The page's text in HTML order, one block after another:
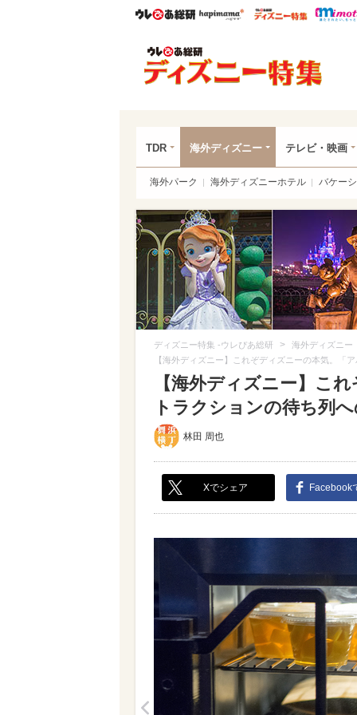
ウレぴあ総研ハピママ*
ウレぴ
TDR 海外ディズニー テレビ・映画
海外パーク 海外ディズニーホテル バケー
ディズニー特集 -ウレぴあ総研 >
海外ディズニー
【海外ディズニー】これぞディズニーの本気。「
【海外ディズニー】こ
トラクションの待ち列
林田 周也
Xでシェア Facebook